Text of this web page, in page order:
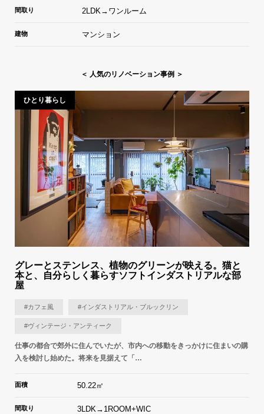
間取り 2LDK→ワンルーム
建物 マンション
＜ 人気のリノベーション事例 ＞
ひとり暮らし
グレーとステンレス、植物のグリーンが映える。猫と
本と、自分らしく暮らすソフトインダストリアルな部
屋
#カフェ風 #インダストリアル・ブルックリン
#ヴィンテージ・アンティーク
仕事の都合で郊外に住んでいたが、市内への移動をきっかけに住まいの購
入を検討し始めた。将来を見据えて「…
面積 50.22㎡
間取り 3LDK→1ROOM+WIC